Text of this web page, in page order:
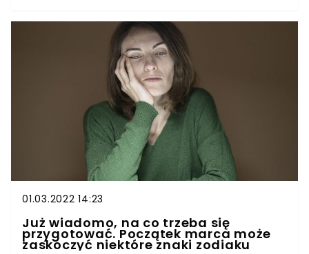
tym fachu? Każdy ze znaków ma bowiem
konkretne cechy charakterystyczne w swoich
pocałunkach, które go wyróżniają. Nie wszystkie
muszą być jednak wskazane.
01.03.2022 14:23
Już wiadomo, na co trzeba się
przygotować. Początek marca może
zaskoczyć niektóre znaki zodiaku